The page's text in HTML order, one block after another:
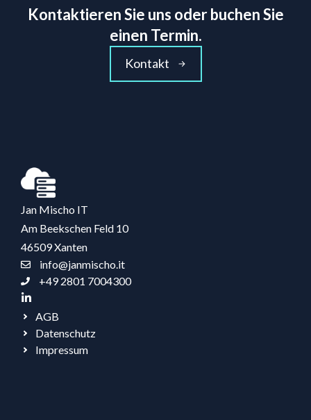
Kontaktieren Sie uns oder buchen Sie
einen Termin.
Kontakt
Jan Mischo IT
Am Beekschen Feld 10
46509 Xanten
info@janmischo.it
+49 2801 7004300
AGB
Datenschutz
Impressum